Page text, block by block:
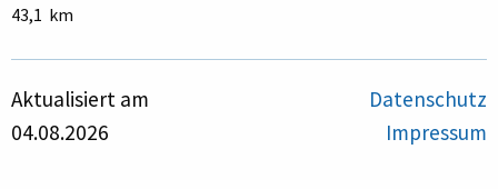
43,1 km
Aktualisiert am
04.08.2026
Datenschutz
Impressum